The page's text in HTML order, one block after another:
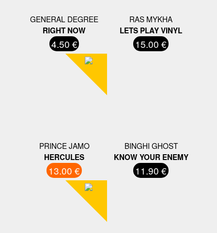
GENERAL DEGREE
RIGHT NOW
4.50 €
RAS MYKHA
LETS PLAY VINYL
15.00 €
PRINCE JAMO
HERCULES
13.00 €
BINGHI GHOST
KNOW YOUR ENEMY
11.90 €